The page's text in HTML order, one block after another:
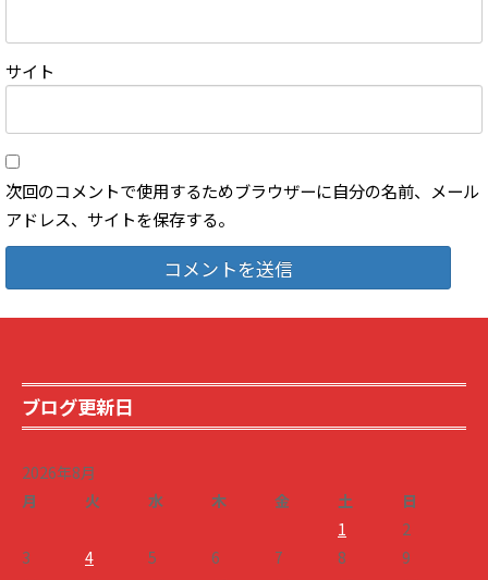
サイト
次回のコメントで使用するためブラウザーに自分の名前、メール
アドレス、サイトを保存する。
ブログ更新日
2026年8月
月
火 水 木 金 土
日
1
2
3
4 5 6 7 8
9